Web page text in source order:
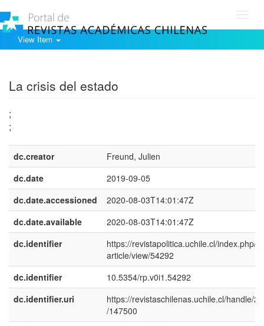
View Item
La crisis del estado
;
;
dc.creator
Freund, Julien
dc.date
2019-09-05
dc.date.accessioned
2020-08-03T14:01:47Z
dc.date.available
2020-08-03T14:01:47Z
dc.identifier
https://revistapolitica.uchile.cl/index.php/
article/view/54292
dc.identifier
10.5354/rp.v0i1.54292
dc.identifier.uri
https://revistaschilenas.uchile.cl/handle/
/147500